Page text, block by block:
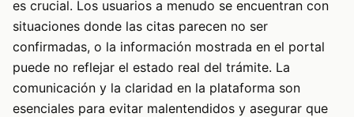
es crucial. Los usuarios a menudo se encuentran con
situaciones donde las citas parecen no ser
confirmadas, o la información mostrada en el portal
puede no reflejar el estado real del trámite. La
comunicación y la claridad en la plataforma son
esenciales para evitar malentendidos y asegurar que